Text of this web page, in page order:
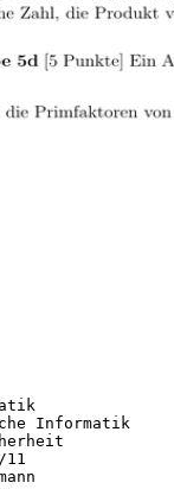
Informatik